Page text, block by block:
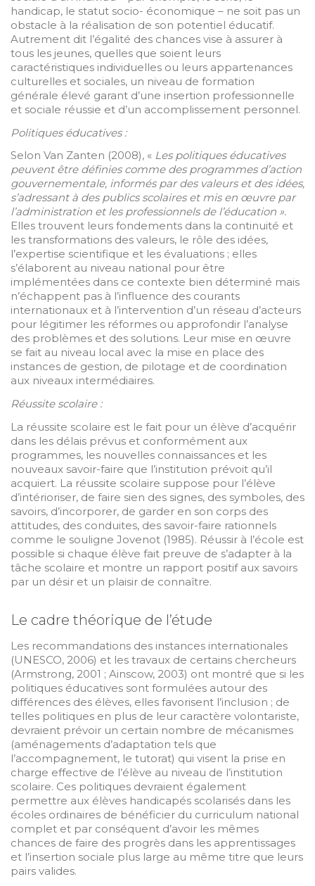
handicap, le statut socio- économique – ne soit pas un
obstacle à la réalisation de son potentiel éducatif.
Autrement dit l’égalité des chances vise à assurer à
tous les jeunes, quelles que soient leurs
caractéristiques individuelles ou leurs appartenances
culturelles et sociales, un niveau de formation
générale élevé garant d’une insertion professionnelle
et sociale réussie et d’un accomplissement personnel.
Politiques éducatives :
Selon Van Zanten (2008), « Les politiques éducatives
peuvent être définies comme des programmes d’action
gouvernementale, informés par des valeurs et des idées,
s’adressant à des publics scolaires et mis en œuvre par
l’administration et les professionnels de l’éducation ».
Elles trouvent leurs fondements dans la continuité et
les transformations des valeurs, le rôle des idées,
l’expertise scientifique et les évaluations ; elles
s’élaborent au niveau national pour être
implémentées dans ce contexte bien déterminé mais
n’échappent pas à l’influence des courants
internationaux et à l’intervention d’un réseau d’acteurs
pour légitimer les réformes ou approfondir l’analyse
des problèmes et des solutions. Leur mise en œuvre
se fait au niveau local avec la mise en place des
instances de gestion, de pilotage et de coordination
aux niveaux intermédiaires.
Réussite scolaire :
La réussite scolaire est le fait pour un élève d’acquérir
dans les délais prévus et conformément aux
programmes, les nouvelles connaissances et les
nouveaux savoir-faire que l’institution prévoit qu’il
acquiert. La réussite scolaire suppose pour l’élève
d’intérioriser, de faire sien des signes, des symboles, des
savoirs, d’incorporer, de garder en son corps des
attitudes, des conduites, des savoir-faire rationnels
comme le souligne Jovenot (1985). Réussir à l’école est
possible si chaque élève fait preuve de s’adapter à la
tâche scolaire et montre un rapport positif aux savoirs
par un désir et un plaisir de connaître.
Le cadre théorique de l’étude
Les recommandations des instances internationales
(UNESCO, 2006) et les travaux de certains chercheurs
(Armstrong, 2001 ; Ainscow, 2003) ont montré que si les
politiques éducatives sont formulées autour des
différences des élèves, elles favorisent l’inclusion ; de
telles politiques en plus de leur caractère volontariste,
devraient prévoir un certain nombre de mécanismes
(aménagements d’adaptation tels que
l’accompagnement, le tutorat) qui visent la prise en
charge effective de l’élève au niveau de l’institution
scolaire. Ces politiques devraient également
permettre aux élèves handicapés scolarisés dans les
écoles ordinaires de bénéficier du curriculum national
complet et par conséquent d’avoir les mêmes
chances de faire des progrès dans les apprentissages
et l’insertion sociale plus large au même titre que leurs
pairs valides.